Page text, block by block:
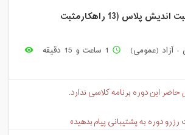
آزمون های آنلاین
مقالات آنلاین آموزان
پیشنهادهای ویژه
تخفیفهای مشارکتی
وبینار آموزشی مثبت اندیش پلاس (13 راهکارمثبت
- آزاد (عمومی) access_time 1 ساعت و 15 دقیقه remove_red_eye
حاضر این دوره برنامه کلاسی ندارد.
دوره به پشتیبانی پیام بدهید»